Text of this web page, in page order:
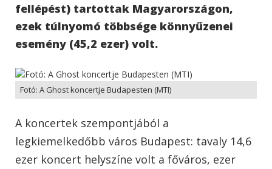
fellépést) tartottak Magyarországon,
ezek túlnyomó többsége könnyűzenei
esemény (45,2 ezer) volt.
Fotó: A Ghost koncertje Budapesten (MTI)
A koncertek szempontjából a
legkiemelkedőbb város Budapest: tavaly 14,6
ezer koncert helyszíne volt a főváros, ezer